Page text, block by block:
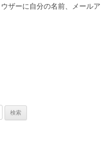
ザーに自分の名前、メールア